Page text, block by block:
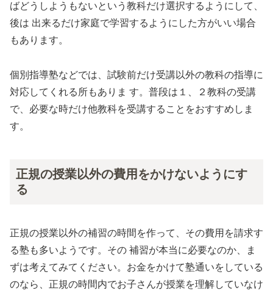
ばどうしようもないという教科だけ選択するようにして、
後は 出来るだけ家庭で学習するようにした方がいい場合
もあります。
個別指導塾などでは、試験前だけ受講以外の教科の指導に
対応してくれる所もありま す。普段は１、２教科の受講
で、必要な時だけ他教科を受講することをおすすめしま
す。
正規の授業以外の費用をかけないようにす
る
正規の授業以外の補習の時間を作って、その費用を請求す
る塾も多いようです。その 補習が本当に必要なのか、ま
ずは考えてみてください。お金をかけて塾通いをしている
のなら、正規の時間内でお子さんが授業を理解していなけ